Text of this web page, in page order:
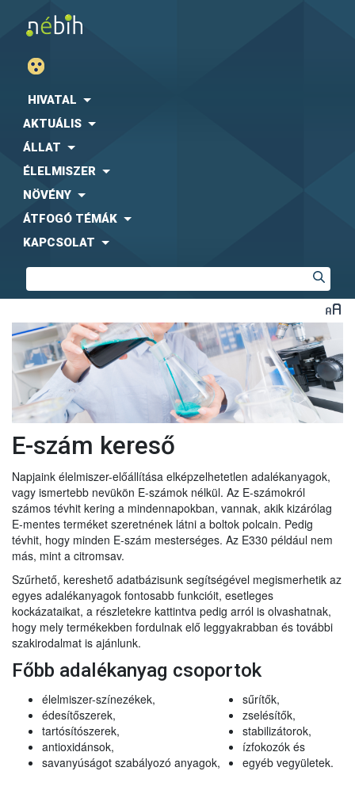
HIVATAL
AKTUÁLIS
ÁLLAT
ÉLELMISZER
NÖVÉNY
ÁTFOGÓ TÉMÁK
KAPCSOLAT
E-szám kereső
Napjaink élelmiszer-előállítása elképzelhetetlen adalékanyagok,
vagy ismertebb nevükön E-számok nélkül. Az E-számokról
számos tévhit kering a mindennapokban, vannak, akik kizárólag
E-mentes terméket szeretnének látni a boltok polcain. Pedig
tévhit, hogy minden E-szám mesterséges. Az E330 például nem
más, mint a citromsav.
Szűrhető, kereshető adatbázisunk segítségével megismerhetik az
egyes adalékanyagok fontosabb funkcióit, esetleges
kockázataikat, a részletekre kattintva pedig arról is olvashatnak,
hogy mely termékekben fordulnak elő leggyakrabban és további
szakirodalmat is ajánlunk.
Főbb adalékanyag csoportok
élelmiszer-színezékek,
édesítőszerek,
tartósítószerek,
antioxidánsok,
savanyúságot szabályozó anyagok,
sűrítők,
zselésítők,
stabilizátorok,
ízfokozók és
egyéb vegyületek.